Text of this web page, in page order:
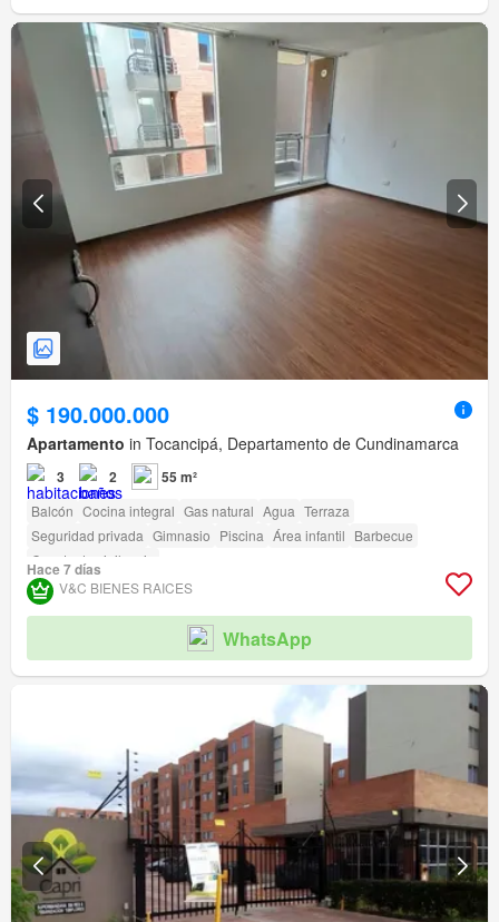
$ 190.000.000
Apartamento in Tocancipá, Departamento de Cundinamarca
3 2 55 m²
Balcón Cocina integral Gas natural Agua Terraza
Seguridad privada Gimnasio Piscina Área infantil Barbecue
Caseta de vigilancia
Hace 7 días
V&C BIENES RAICES
WhatsApp